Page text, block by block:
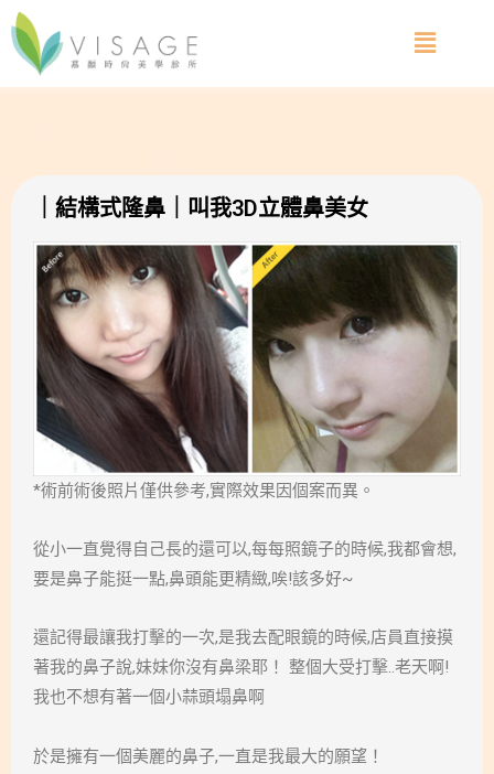
｜結構式隆鼻｜叫我3D立體鼻美女
*術前術後照片僅供參考,實際效果因個案而異。
從小一直覺得自己長的還可以,每每照鏡子的時候,我都會想,
要是鼻子能挺一點,鼻頭能更精緻,唉!該多好~
還記得最讓我打擊的一次,是我去配眼鏡的時候,店員直接摸
著我的鼻子說,妹妹你沒有鼻梁耶！ 整個大受打擊..老天啊!
我也不想有著一個小蒜頭塌鼻啊
於是擁有一個美麗的鼻子,一直是我最大的願望！